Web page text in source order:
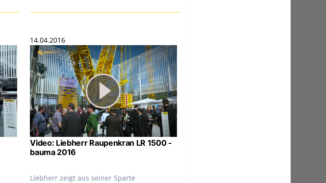
14.04.2016
Video: Liebherr Raupenkran LR 1500 -
bauma 2016
Liebherr zeigt aus seiner Sparte